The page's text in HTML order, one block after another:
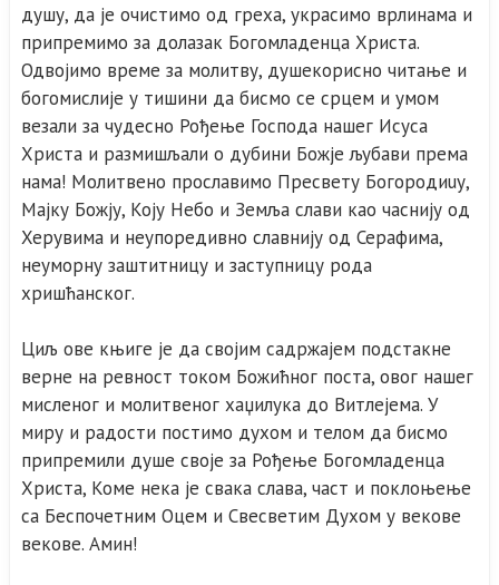
душу, да је очистимо од греха, украсимо врлинама и
припремимо за долазак Богомладенца Христа.
Одвојимо време за молитву, душекорисно читање и
богомислије у тишини да бисмо се срцем и умом
везали за чудесно Рођење Господа нашег Исуса
Христа и размишљали о дубини Божје љубави према
нама! Молитвено прославимо Пресвету Богородиuу,
Мајку Божју, Коју Небо и Земља слави као часнију од
Херувима и неупоредивно славнију од Серафима,
неуморну заштитницу и заступницу рода
хришћанског.
Циљ ове књиге је да својим садржајем подстакне
верне на ревност током Божићног поста, овог нашег
мисленог и молитвеног хаџилука до Витлејема. У
миру и радости постимо духом и телом да бисмо
припремили душе своје за Рођење Богомладенца
Христа, Коме нека је свака слава, част и поклоњење
са Беспочетним Оцем и Свесветим Духом у векове
векове. Амин!